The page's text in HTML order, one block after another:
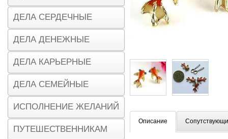
Описание
ДЕЛА СЕРДЕЧНЫЕ
ДЕЛА ДЕНЕЖНЫЕ
ДЕЛА КАРЬЕРНЫЕ
ДЕЛА СЕМЕЙНЫЕ
ИСПОЛНЕНИЕ ЖЕЛАНИЙ
ПУТЕШЕСТВЕННИКАМ